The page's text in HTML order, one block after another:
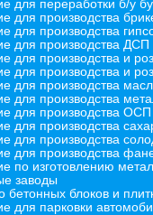
для переработки б/у
для производства
для производства
для производства ДСП
для производства и
для производства и
для производства
для производства
для производства ОСП
для производства
для производства
для производства
по изготовлению
заводы
бетонных блоков и
для парковки